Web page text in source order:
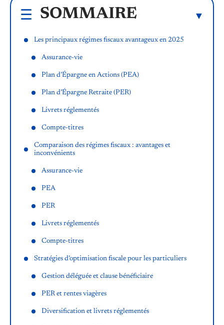
SOMMAIRE
Les principaux régimes fiscaux avantageux en 2025
Assurance-vie
Plan d’Épargne en Actions (PEA)
Plan d’Épargne Retraite (PER)
Livrets réglementés
Compte-titres
Comparaison des régimes fiscaux : avantages et
inconvénients
Assurance-vie
PEA
PER
Livrets réglementés
Compte-titres
Stratégies d’optimisation fiscale pour les particuliers
Gestion déléguée et clause bénéficiaire
PER et rentes viagères
Diversification et livrets réglementés